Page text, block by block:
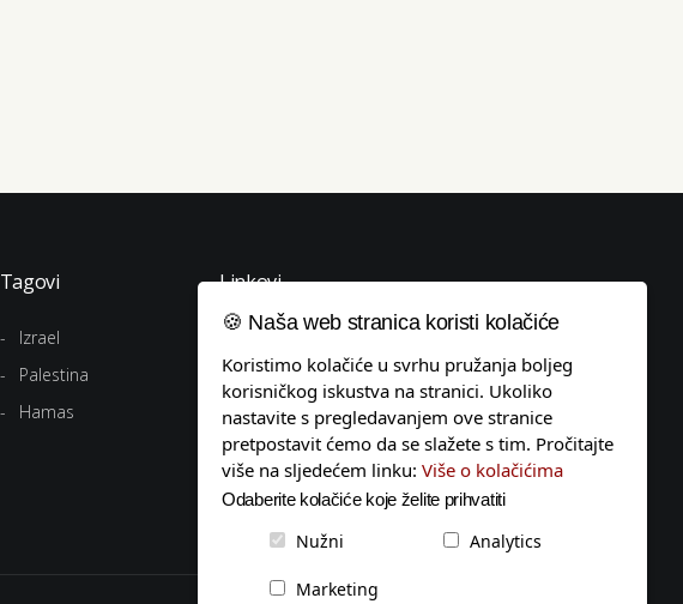
Tagovi
Izrael
Palestina
Hamas
Linkovi
Uvjeti korištenja
Politika privatnosti
Pravila o kolačićima
Impressum
🍪 Naša web stranica koristi kolačiće
Koristimo kolačiće u svrhu pružanja boljeg
korisničkog iskustva na stranici. Ukoliko
nastavite s pregledavanjem ove stranice
pretpostavit ćemo da se slažete s tim. Pročitajte
više na sljedećem linku: Više o kolačićima
Odaberite kolačiće koje želite prihvatiti
Nužni Analytics
Marketing